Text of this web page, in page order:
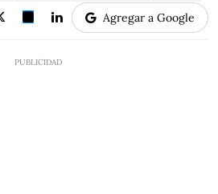
Agregar a Google